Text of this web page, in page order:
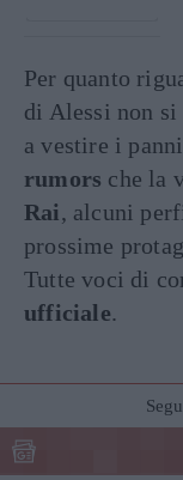
Per quanto
di Alessi non si
a vestire i
rumors che la
Rai, alcuni
prossime
Tutte voci di
ufficiale.